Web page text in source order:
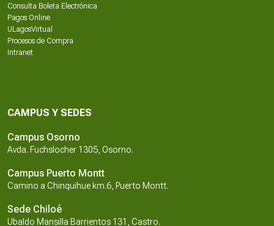
Consulta Boleta Electrónica
Pagos Online
ULagosVirtual
Procesos de Compra
Intranet
CAMPUS Y SEDES
Campus Osorno
Avda. Fuchslocher 1305, Osorno.
Campus Puerto Montt
Camino a Chinquihue km.6, Puerto Montt.
Sede Chiloé
Ubaldo Mansilla Barrientos 131, Castro.